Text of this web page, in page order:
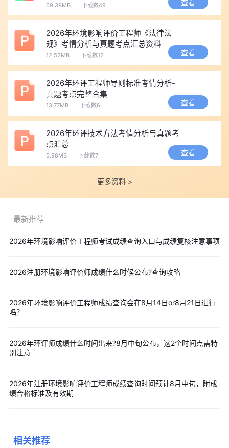
连续两个考试周期之内通过所有应试科目;符合免试条件报考两门科
目的人员，必须在单次考试年度内通过两门科目，才算整体考试合
格，具备后续申领资格证书的基础条件。
成绩公布之后，如果考生对个人得分存在异议，可在成绩发布
起三十个自然日内，按照当地人事考试相关要求提交成绩复核申
不会重新整体阅卷评判。
四、环评师电子证书与纸质证书领取
通过考试并完成资格审核的考生，可在中国人事考试网下载和
查询验证电子证书，电子证书与纸质证书具有同等法律效力。部分
城市试点证书直邮服务，未申请直邮的合格人员需密切关注当地人
书是从事环境影响评价工作的必备资质，考生应妥善保管。
择非高峰时间登录，可有效避免系统拥堵。同时，务必通过中国人
藏中国人事考试网官方网址，熟悉查询操作步骤，确保在成绩公布
环境影响评价师考试备考中需要的考点资料、各科重点、备考
目、资料类型，点击就能【免费下载】啦!
等）
69.39MB 下载数49 查看
2026年环境影响评价工程师《法律法
规》考情分析与真题考点汇总资料
12.52MB 下载数12 查看
2026年环评工程师导则标准考情分析-
真题考点完整合集
13.77MB 下载数6 查看
2026年环评技术方法考情分析与真题考
点汇总
5.98MB 下载数7 查看
更多资料 >
最新推荐
2026年环境影响评价工程师考试成绩查询入口与成绩复核注意事项
2026注册环境影响评价师成绩什么时候公布?查询攻略
2026年环境影响评价工程师成绩查询会在8月14日or8月21日进行
吗？
2026年环评师成绩什么时间出来?8月中旬公布，这2个时间点需特
别注意
2026年注册环境影响评价工程师成绩查询时间预计8月中旬，附成
绩合格标准及有效期
相关推荐